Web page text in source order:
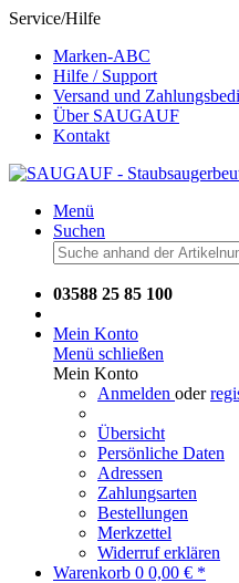
Service/Hilfe
Marken-ABC
Hilfe / Support
Versand und
Über SAUGAUF
Kontakt
Menü
Suchen
03588 25 85 100
Mein Konto
Menü schließen
Mein Konto
Anmelden oder
Übersicht
Persönliche Daten
Adressen
Zahlungsarten
Bestellungen
Merkzettel
Widerruf erklären
Warenkorb 0 0,00 € *